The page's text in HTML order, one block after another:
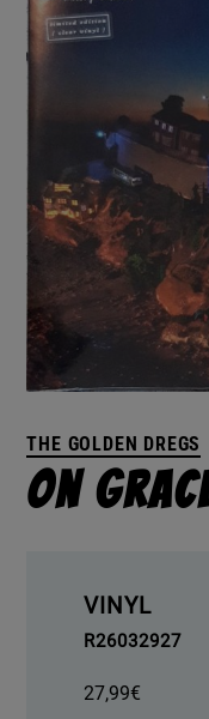
THE GOLDEN DREGS
On
VINYL
R26032927
27,99€